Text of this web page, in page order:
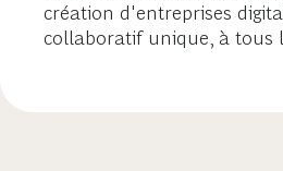
création d'entreprises
collaboratif unique, à tous